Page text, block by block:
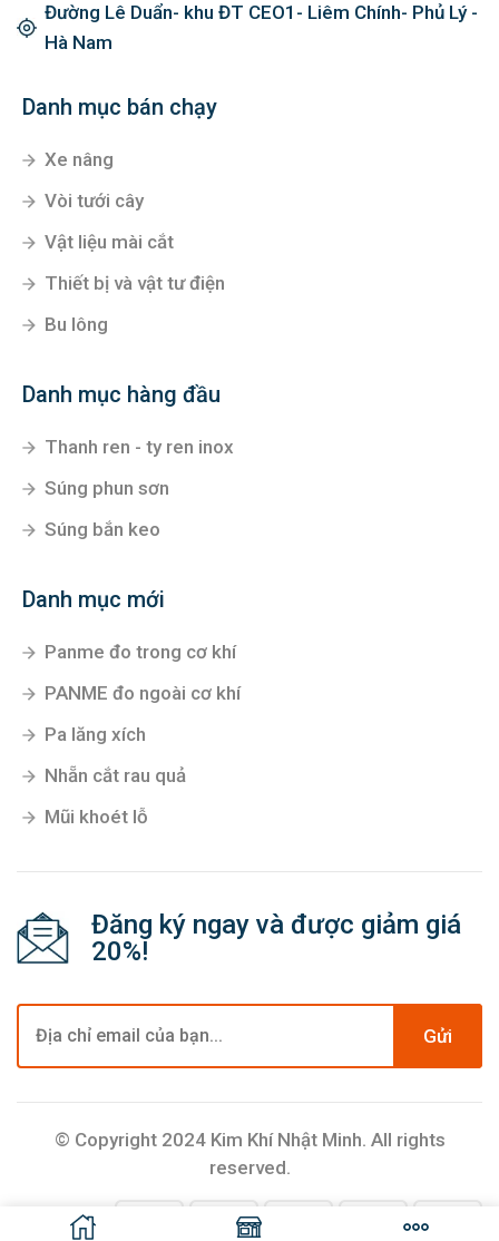
Đường Lê Duẩn- khu ĐT CEO1- Liêm Chính- Phủ Lý -
Hà Nam
Danh mục bán chạy
Xe nâng
Vòi tưới cây
Vật liệu mài cắt
Thiết bị và vật tư điện
Bu lông
Danh mục hàng đầu
Thanh ren - ty ren inox
Súng phun sơn
Súng bắn keo
Danh mục mới
Panme đo trong cơ khí
PANME đo ngoài cơ khí
Pa lăng xích
Nhẵn cắt rau quả
Mũi khoét lỗ
Đăng ký ngay và được giảm giá
20%!
Gửi
© Copyright 2024 Kim Khí Nhật Minh. All rights
reserved.